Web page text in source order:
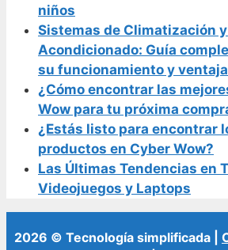
niños
Sistemas de Climatización
Acondicionado: Guía
su funcionamiento y
¿Cómo encontrar las
Wow para tu próxima
¿Estás listo para encontrar
productos en Cyber Wow?
Las Últimas Tendencias en
Videojuegos y Laptops
2026 © Tecnología simplificada |